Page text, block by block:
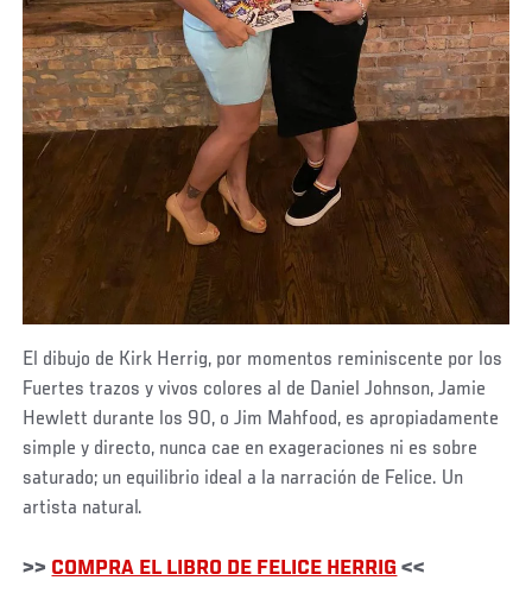
El dibujo de Kirk Herrig, por momentos reminiscente por los
Fuertes trazos y vivos colores al de Daniel Johnson, Jamie
Hewlett durante los 90, o Jim Mahfood, es apropiadamente
simple y directo, nunca cae en exageraciones ni es sobre
saturado; un equilibrio ideal a la narración de Felice. Un
artista natural.
>> COMPRA EL LIBRO DE FELICE HERRIG <<